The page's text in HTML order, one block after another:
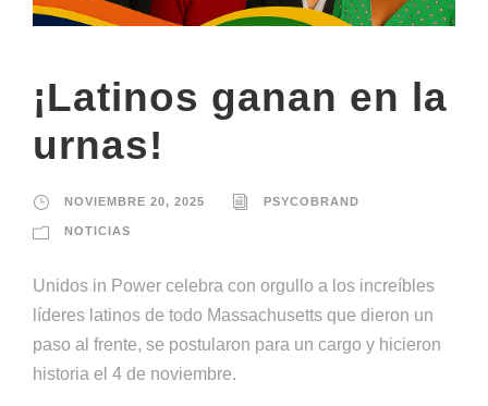
¡Latinos ganan en la
urnas!
NOVIEMBRE 20, 2025 PSYCOBRAND
NOTICIAS
Unidos in Power celebra con orgullo a los increíbles
líderes latinos de todo Massachusetts que dieron un
paso al frente, se postularon para un cargo y hicieron
historia el 4 de noviembre.